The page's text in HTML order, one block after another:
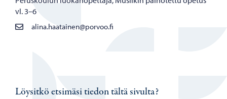
vl. 3–6
alina.haatainen@porvoo.fi
Löysitkö etsimäsi tiedon tältä sivulta?